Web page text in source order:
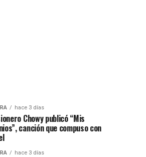
hace 3 días
Chowy publicó “Mis
canción que compuso con
hace 3 días